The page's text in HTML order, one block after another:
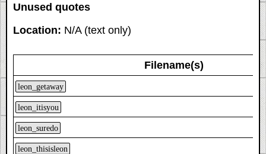
Unused quotes
Location: N/A (text only)
Filename(s)
leon_getaway
leon_itisyou
leon_suredo
leon_thisisleon